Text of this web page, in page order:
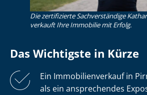
Die zertifizierte Sachverständige
verkauft Ihre Immobilie mit Erfolg.
Das Wichtigste in Kürze
Ein Im­mo­bi­li­en­ver­kauf in
als ein ansprechendes